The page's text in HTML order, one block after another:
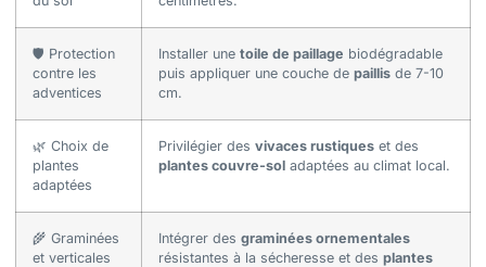
🛡️ Protection
contre les
adventices
Installer une toile de paillage biodégradable
puis appliquer une couche de paillis de 7-10
cm.
🌿 Choix de
plantes
adaptées
Privilégier des vivaces rustiques et des
plantes couvre-sol adaptées au climat local.
🌾 Graminées
et verticales
Intégrer des graminées ornementales
résistantes à la sécheresse et des plantes